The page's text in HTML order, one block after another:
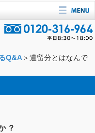
Q&A＞遺留分とはなんで
？